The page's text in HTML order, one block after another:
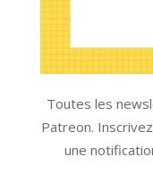
Toutes les
Patreon.
une